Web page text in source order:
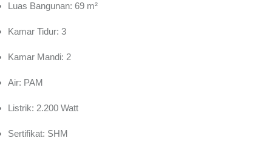
Luas Bangunan: 69 m²
Kamar Tidur: 3
Kamar Mandi: 2
Air: PAM
Listrik: 2.200 Watt
Sertifikat: SHM